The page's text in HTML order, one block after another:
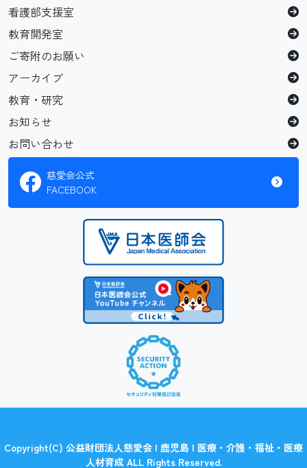
看護部支援室
教育開発室
ご寄附のお願い
アーカイブ
教育・研究
お知らせ
お問い合わせ
慈愛会公式
FACEBOOK
Copyright(C) 公益財団法人慈愛会 | 鹿児島 | 医療・介護・福祉・医療
人材育成 ALL Rights Reserved.